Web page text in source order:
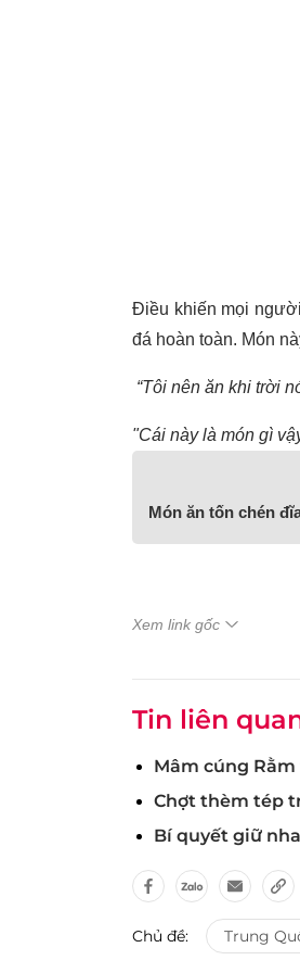
Điều khiến mọi
đá hoàn toàn. Món
“Tôi nên ăn khi trời
"Cái này là món gì
Món ăn tốn chén
Xem link gốc
Tin liên
Mâm cúng
Chợt thèm tép
Bí quyết giữ
Chủ đề: Trung